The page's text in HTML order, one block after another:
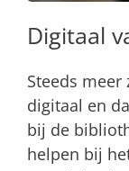
Digitaal
Steeds
digitaal en
bij de
helpen bij